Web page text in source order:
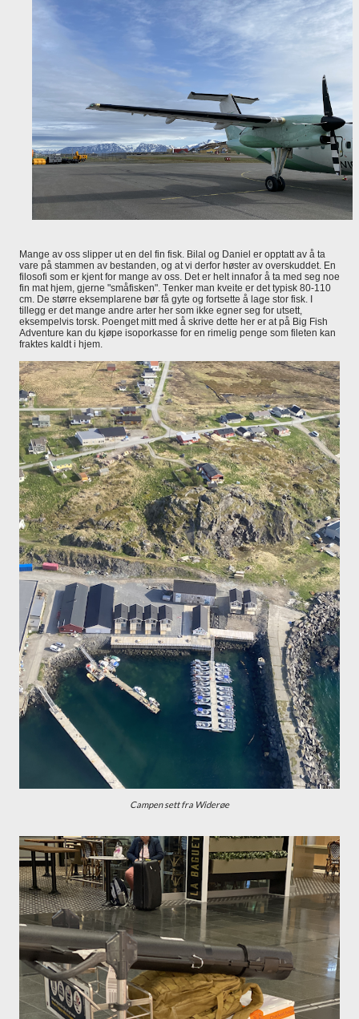
Mange av oss slipper ut en del fin fisk. Bilal og Daniel er opptatt av å ta
vare på stammen av bestanden, og at vi derfor høster av overskuddet. En
filosofi som er kjent for mange av oss. Det er helt innafor å ta med seg noe
fin mat hjem, gjerne "småfisken". Tenker man kveite er det typisk 80-110
cm. De større eksemplarene bør få gyte og fortsette å lage stor fisk. I
tillegg er det mange andre arter her som ikke egner seg for utsett,
eksempelvis torsk. Poenget mitt med å skrive dette her er at på Big Fish
Adventure kan du kjøpe isoporkasse for en rimelig penge som fileten kan
fraktes kaldt i hjem.
Campen sett fra Widerøe